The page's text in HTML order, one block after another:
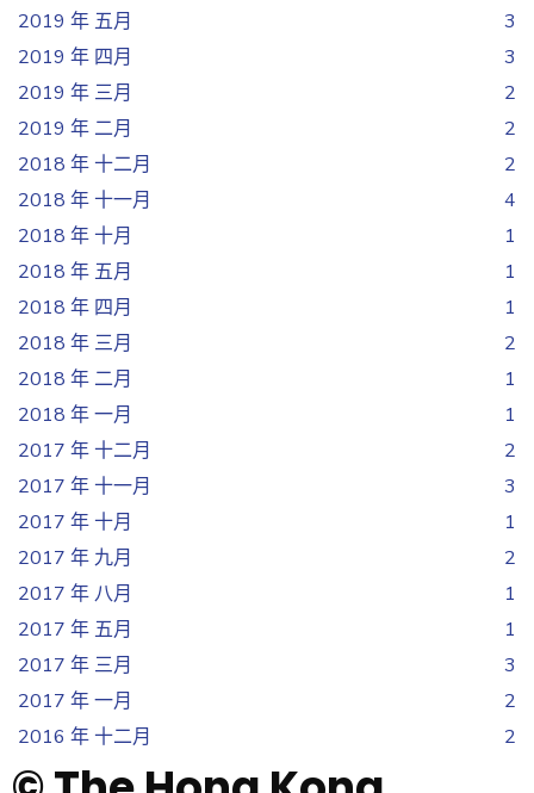
2019 年 五月
3
2019 年 四月
3
2019 年 三月
2
2019 年 二月
2
2018 年 十二月
2
2018 年 十一月
4
2018 年 十月
1
2018 年 五月
1
2018 年 四月
1
2018 年 三月
2
2018 年 二月
1
2018 年 一月
1
2017 年 十二月
2
2017 年 十一月
3
2017 年 十月
1
2017 年 九月
2
2017 年 八月
1
2017 年 五月
1
2017 年 三月
3
2017 年 一月
2
2016 年 十二月
2